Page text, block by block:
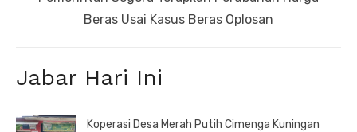
Beras Usai Kasus Beras Oplosan
Jabar Hari Ini
Koperasi Desa Merah Putih Cimenga Kuningan